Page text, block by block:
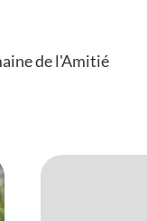
de l'Amitié